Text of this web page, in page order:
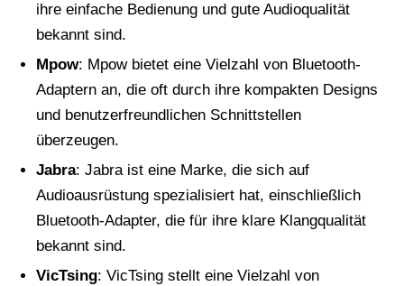
ihre einfache Bedienung und gute Audioqualität
bekannt sind.
Mpow: Mpow bietet eine Vielzahl von Bluetooth-
Adaptern an, die oft durch ihre kompakten Designs
und benutzerfreundlichen Schnittstellen
überzeugen.
Jabra: Jabra ist eine Marke, die sich auf
Audioausrüstung spezialisiert hat, einschließlich
Bluetooth-Adapter, die für ihre klare Klangqualität
bekannt sind.
VicTsing: VicTsing stellt eine Vielzahl von